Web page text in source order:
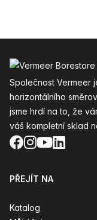
Společnost Vermeer
horizontálního
jsme hrdí na to, že
váš kompletní sklad
Facebook
Instagram
YouTube
PŘEJÍT NA
Katalog